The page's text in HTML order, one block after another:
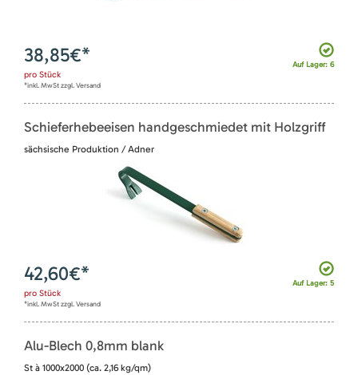
Auf Lager: 6
38,85€*
pro Stück
*inkl. MwSt zzgl. Versand
Schieferhebeeisen handgeschmiedet mit Holzgriff
sächsische Produktion / Adner
Auf Lager: 5
42,60€*
pro Stück
*inkl. MwSt zzgl. Versand
Alu-Blech 0,8mm blank
St à 1000x2000 (ca. 2,16 kg/qm)